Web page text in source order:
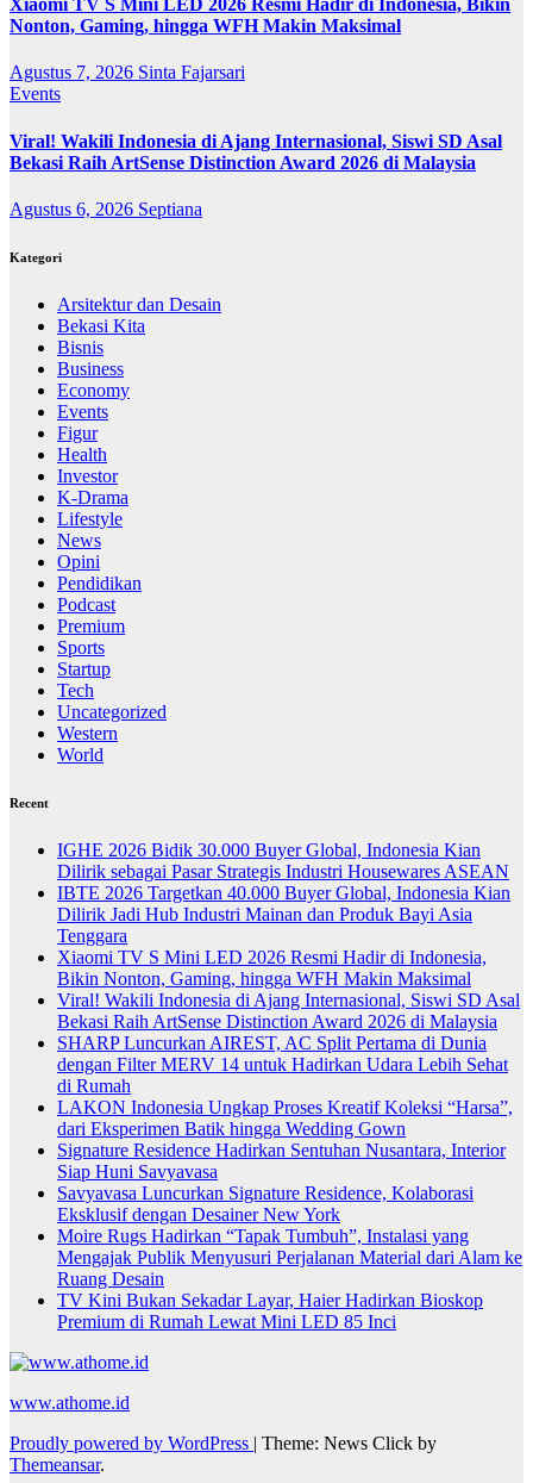
Xiaomi TV S Mini LED 2026 Resmi Hadir di Indonesia, Bikin
Nonton, Gaming, hingga WFH Makin Maksimal
Agustus 7, 2026 Sinta Fajarsari
Events
Viral! Wakili Indonesia di Ajang Internasional, Siswi SD Asal
Bekasi Raih ArtSense Distinction Award 2026 di Malaysia
Agustus 6, 2026 Septiana
Kategori
Arsitektur dan Desain
Bekasi Kita
Bisnis
Business
Economy
Events
Figur
Health
Investor
K-Drama
Lifestyle
News
Opini
Pendidikan
Podcast
Premium
Sports
Startup
Tech
Uncategorized
Western
World
Recent
IGHE 2026 Bidik 30.000 Buyer Global, Indonesia Kian
Dilirik sebagai Pasar Strategis Industri Housewares ASEAN
IBTE 2026 Targetkan 40.000 Buyer Global, Indonesia Kian
Dilirik Jadi Hub Industri Mainan dan Produk Bayi Asia
Tenggara
Xiaomi TV S Mini LED 2026 Resmi Hadir di Indonesia,
Bikin Nonton, Gaming, hingga WFH Makin Maksimal
Viral! Wakili Indonesia di Ajang Internasional, Siswi SD Asal
Bekasi Raih ArtSense Distinction Award 2026 di Malaysia
SHARP Luncurkan AIREST, AC Split Pertama di Dunia
dengan Filter MERV 14 untuk Hadirkan Udara Lebih Sehat
di Rumah
LAKON Indonesia Ungkap Proses Kreatif Koleksi “Harsa”,
dari Eksperimen Batik hingga Wedding Gown
Signature Residence Hadirkan Sentuhan Nusantara, Interior
Siap Huni Savyavasa
Savyavasa Luncurkan Signature Residence, Kolaborasi
Eksklusif dengan Desainer New York
Moire Rugs Hadirkan “Tapak Tumbuh”, Instalasi yang
Mengajak Publik Menyusuri Perjalanan Material dari Alam ke
Ruang Desain
TV Kini Bukan Sekadar Layar, Haier Hadirkan Bioskop
Premium di Rumah Lewat Mini LED 85 Inci
www.athome.id
Proudly powered by WordPress | Theme: News Click by
Themeansar.